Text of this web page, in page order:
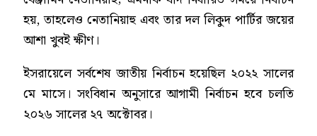
হয়, তাহলেও নেতানিয়াহু এবং তার দল লিকুদ পার্টির জয়ের
আশা খুবই ক্ষীণ।
ইসরায়েলে সর্বশেষ জাতীয় নির্বাচন হয়েছিল ২০২২ সালের
মে মাসে। সংবিধান অনুসারে আগামী নির্বাচন হবে চলতি
২০২৬ সালের ২৭ অক্টোবর।